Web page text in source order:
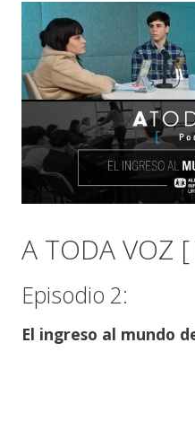
A TODA VOZ
Episodio 2:
El ingreso al mundo